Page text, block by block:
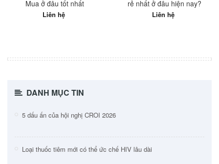
Mua ở đâu tốt nhất
Liên hệ
rẻ nhất ở đâu hiện nay?
Liên hệ
DANH MỤC TIN
5 dấu ấn của hội nghị CROI 2026
Loại thuốc tiêm mới có thể ức chế HIV lâu dài